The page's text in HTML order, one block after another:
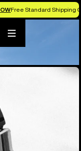
Free Standard Shipping
Menü